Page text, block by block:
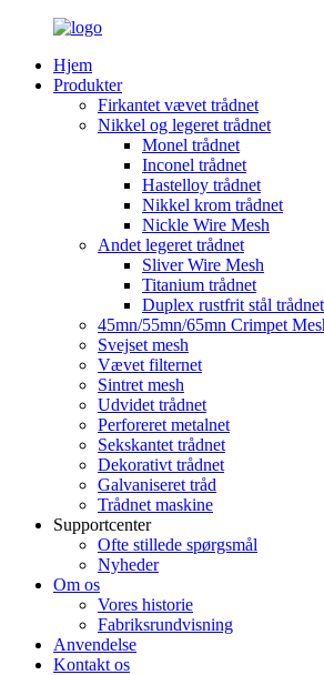
Hjem
Produkter
Firkantet vævet trådnet
Nikkel og legeret trådnet
Monel trådnet
Inconel trådnet
Hastelloy trådnet
Nikkel krom trådnet
Nickle Wire Mesh
Andet legeret trådnet
Sliver Wire Mesh
Titanium trådnet
Duplex rustfrit stål trådnet
45mn/55mn/65mn Crimpet
Svejset mesh
Vævet filternet
Sintret mesh
Udvidet trådnet
Perforeret metalnet
Sekskantet trådnet
Dekorativt trådnet
Galvaniseret tråd
Trådnet maskine
Supportcenter
Ofte stillede spørgsmål
Nyheder
Om os
Vores historie
Fabriksrundvisning
Anvendelse
Kontakt os